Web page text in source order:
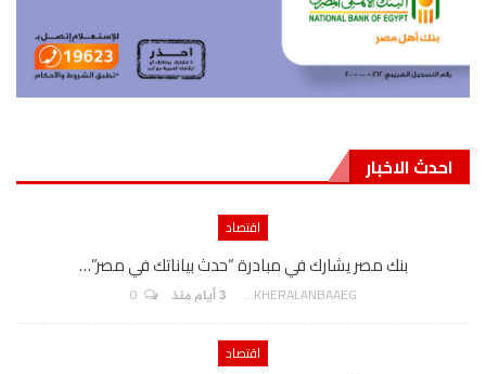
احدث الاخبار
اقتصاد
بنك مصر يشارك في مبادرة “حدث بياناتك في مصر”…
AKHERALANBAAEG 3 أيام منذ
اقتصاد